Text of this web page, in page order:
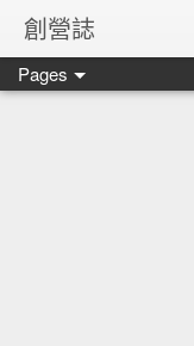
創營誌
Pages